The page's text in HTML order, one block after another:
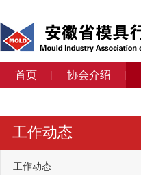
首页 协会介绍
工作动态
工作动态